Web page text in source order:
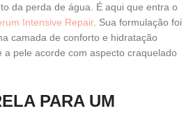
da perda de água. É aqui que entra o
Intensive Repair. Sua formulação foi
camada de conforto e hidratação
a pele acorde com aspecto craquelado
PARA UM